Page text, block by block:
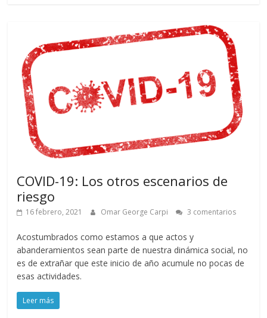
COVID-19: Los otros escenarios de
riesgo
16 febrero, 2021 Omar George Carpi 3 comentarios
Acostumbrados como estamos a que actos y
abanderamientos sean parte de nuestra dinámica social, no
es de extrañar que este inicio de año acumule no pocas de
esas actividades.
Leer más